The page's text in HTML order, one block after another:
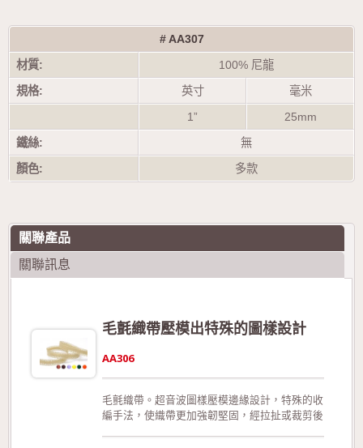
# AA307
材質:
100% 尼龍
規格:
英寸
毫米
1”
25mm
鐵絲:
無
顏色:
多款
關聯產品
關聯訊息
毛氈織帶壓模出特殊的圖樣設計
AA306
毛氈織帶。超音波圖樣壓模邊緣設計，特殊的收
編手法，使織帶更加強韌堅固，經拉扯或裁剪後